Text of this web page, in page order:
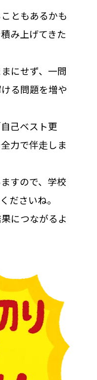
ともあるかも
み上げてきた
にせず、一問
る問題を増や
己ベスト更
力で伴走しま
すので、学校
ださいね。
につながるよ